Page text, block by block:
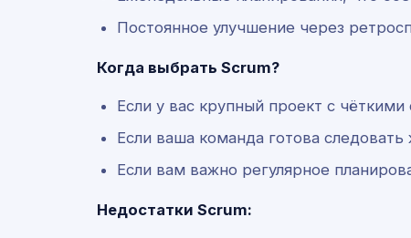
Постоянное улучшение через
Когда выбрать Scrum?
Если у вас крупный проект с чёткими
Если ваша команда готова
Если вам важно регулярное
Недостатки Scrum: